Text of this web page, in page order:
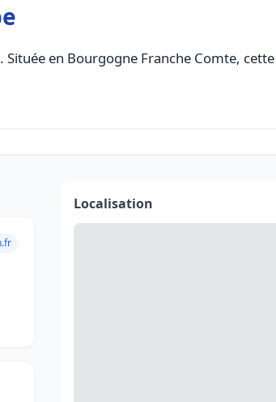
en Bourgogne Franche Comte,
Localisation